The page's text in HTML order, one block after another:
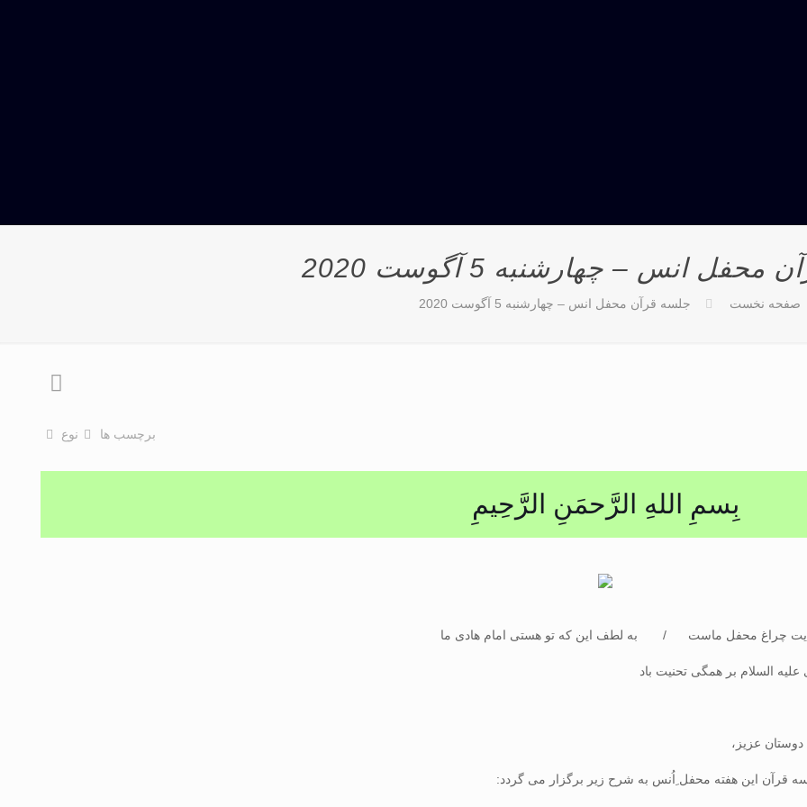
انس – چهارشنبه 5 آگوست 2020
صفحه نخست جلسه قرآن محفل انس – چهارشنبه 5 آگوست 2020
نوع برچسب ها
بِسمِ اللهِ الرَّحمَنِ الرَّحِيمِ
چراغ محفل ماست / به لطف این که تو هستی امام هادی ما
علیه السلام بر همگی تحنیت باد
عزیز،
قرآن این هفته محفل ِاُنس به شرح زیر برگزار می گردد: